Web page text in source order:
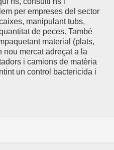
per empreses del sector
manipulant tubs,
de peces. També
material (plats,
nou mercat adreçat a la
i camions de matèria
un control bactericida i